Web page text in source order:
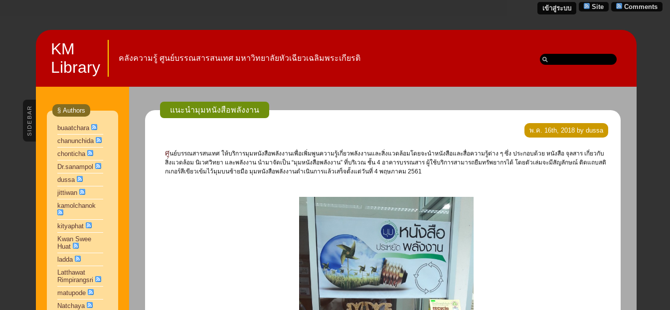
Comments
Site
เข้าสู่ระบบ
KM
Library
คลังความรู้ ศูนย์บรรณสารสนเทศ มหาวิทยาลัยหัวเฉียวเฉลิมพระเกียรติ
SIDEBAR § Authors
buaatchara
chanunchida
chonticha
Dr.sanampol
dussa
jittiwan
kamolchanok
kityaphat
Kwan Swee
Huat
ladda
Latthawat
Rimpirangsri
matupode
Natchaya
แนะนำมุมหนังสือพลังงาน
พ.ค. 16th, 2018 by dussa
ศูนย์บรรณสารสนเทศ ให้บริการมุมหนังสือพลังงานเพื่อเพิ่มพูนความรู้เกี่ยวพลังงานและสิ่งแวดล้อมโดยจะนำหนังสือและสื่อความรู้ต่าง ๆ ซึ่ง ประกอบด้วย หนังสือ จุลสาร เกี่ยวกับ
สิ่งแวดล้อม นิเวศวิทยา และพลังงาน นำมาจัดเป็น “มุมหนังสือพลังงาน” ที่บริเวณ ชั้น 4 อาคารบรรณสาร ผู้ใช้บริการสามารถยืมทรัพยากรได้ โดยตัวเล่มจะมีสัญลักษณ์ ติดแถบสติ
กเกอร์สีเขียวเข้มไว้มุมบนซ้ายมือ มุมหนังสือพลังงานดำเนินการแล้วเสร็จตั้งแต่วันที่ 4 พฤษภาคม 2561